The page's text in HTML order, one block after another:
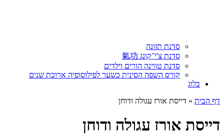
סדנת תזונה
סדנת צ'י־קונג 氣功
סדנת טווינה הורים וילדים
קורס השפה הסינית כשער לפילוסופיה ארוכת שנים
בלוג
דף הבית » דייסת אורז עגולה ודוחן
דייסת אורז עגולה ודוחן